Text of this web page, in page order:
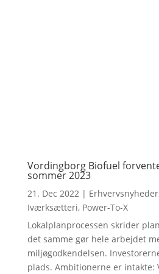
Vordingborg Biofuel
sommer 2023
21. Dec 2022| Erhvervsnyheder
Iværksætteri, Power-To-X
Lokalplanprocessen skrider
det samme gør hele arbejdet
miljøgodkendelsen.
plads. Ambitionerne er intakte: